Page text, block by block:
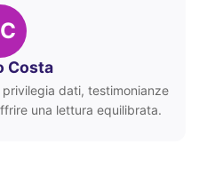
Costa
dati, testimonianze
una lettura equilibrata.